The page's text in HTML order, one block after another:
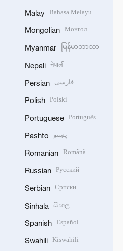
Malay Bahasa Melayu
Mongolian Монгол
Myanmar မြန်မာဘာသာ
Nepali नेपाली
Persian فارسی
Polish Polski
Portuguese Português
Pashto پښتو
Romanian Română
Russian Русский
Serbian Српски
Sinhala සිංහල
Spanish Español
Swahili Kiswahili